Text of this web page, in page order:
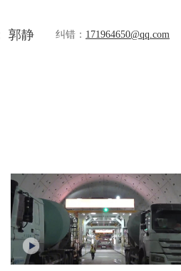
郭静 纠错： 171964650@qq.com